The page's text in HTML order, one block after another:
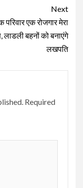
Next
परिवार एक रोजगार मेरा
बहनों को बनाएंगे
लखपति
Required